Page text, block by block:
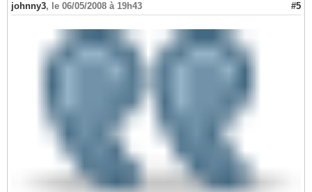
johnny3, le 06/05/2008 à 19h43 #5